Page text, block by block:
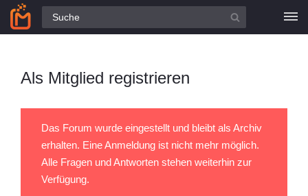
Alle Fragen
Als Mitglied registrieren
Das Forum wurde eingestellt und bleibt als Archiv
erhalten. Eine Anmeldung ist nicht mehr möglich.
Alle Fragen und Antworten stehen weiterhin zur
Verfügung.